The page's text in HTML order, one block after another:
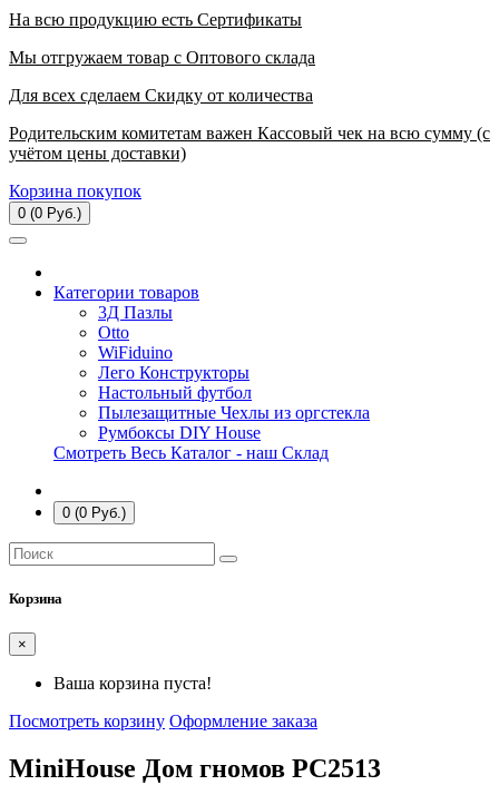
На всю продукцию есть Сертификаты
Мы отгружаем товар с Оптового склада
Для всех сделаем Скидку от количества
Родительским комитетам важен Кассовый чек на всю сумму (с
учётом цены доставки)
Корзина покупок
0 (0 Руб.)
Категории товаров
3Д Пазлы
Otto
WiFiduino
Лего Конструкторы
Настольный футбол
Пылезащитные Чехлы из оргстекла
Румбоксы DIY House
Смотреть Весь Каталог - наш Склад
0 (0 Руб.)
Корзина
×
Ваша корзина пуста!
Посмотреть корзину Оформление заказа
MiniHouse Дом гномов PC2513